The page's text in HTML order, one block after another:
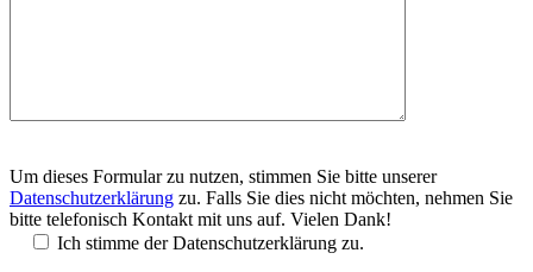
Um dieses Formular zu nutzen, stimmen Sie bitte unserer
Datenschutzerklärung zu. Falls Sie dies nicht möchten, nehmen Sie
bitte telefonisch Kontakt mit uns auf. Vielen Dank!
Ich stimme der Datenschutzerklärung zu.